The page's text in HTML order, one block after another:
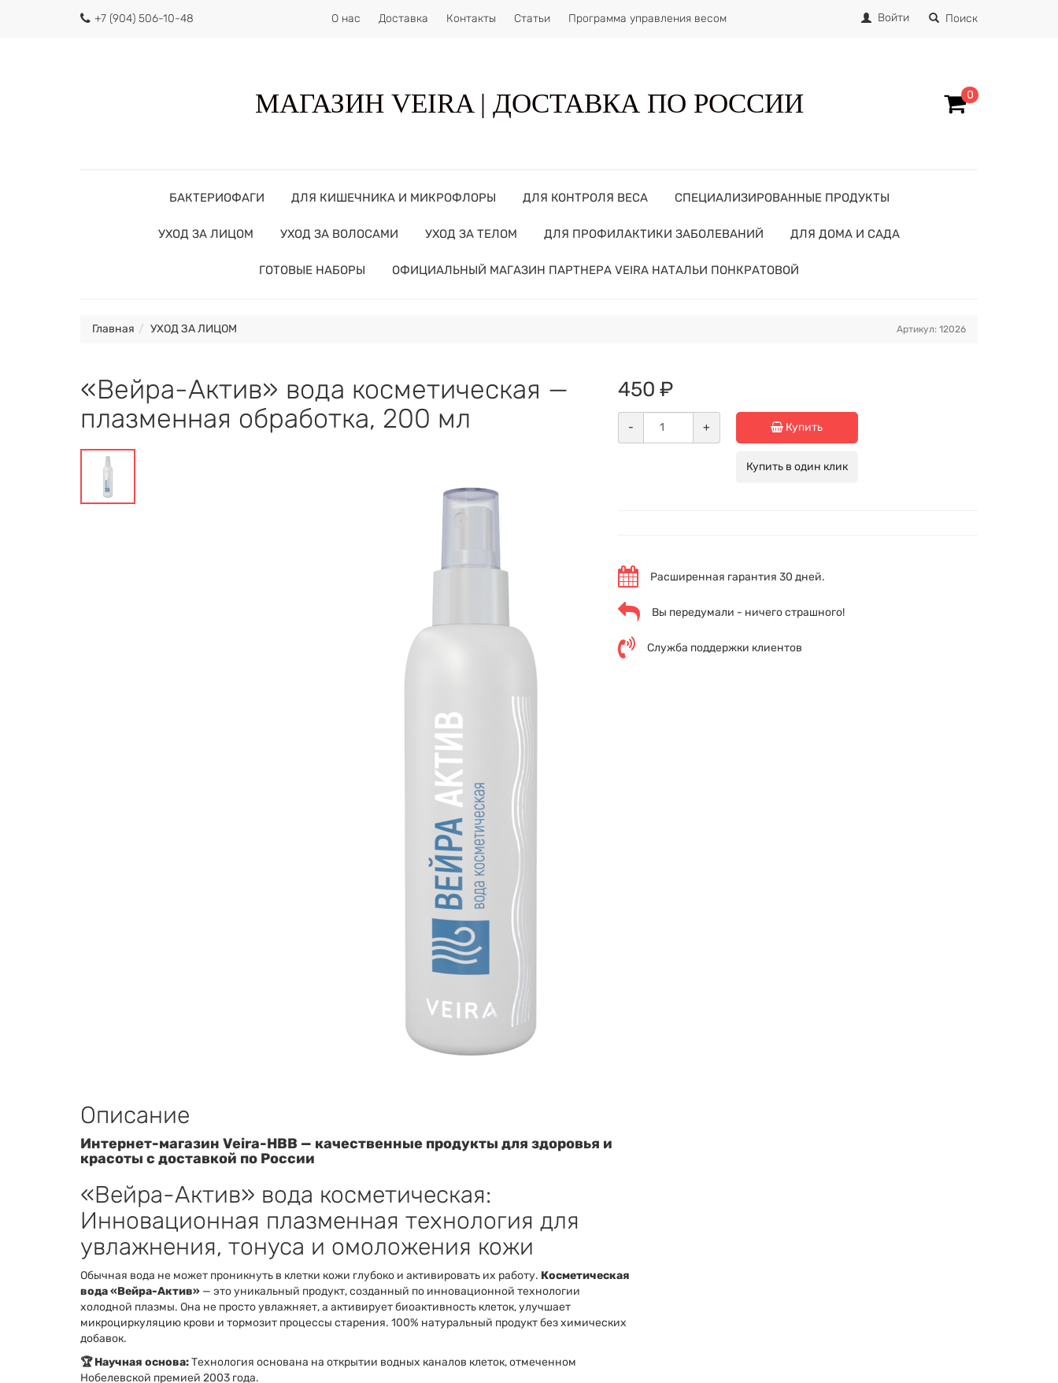
+7 (904) 506-10-48 О нас Доставка Контакты Статьи Программа управления весом Войти Поиск
МАГАЗИН VEIRA | ДОСТАВКА ПО РОССИИ 0
БАКТЕРИОФАГИ ДЛЯ КИШЕЧНИКА И МИКРОФЛОРЫ ДЛЯ КОНТРОЛЯ ВЕСА СПЕЦИАЛИЗИРОВАННЫЕ ПРОДУКТЫ
УХОД ЗА ЛИЦОМ УХОД ЗА ВОЛОСАМИ УХОД ЗА ТЕЛОМ ДЛЯ ПРОФИЛАКТИКИ ЗАБОЛЕВАНИЙ ДЛЯ ДОМА И САДА
ГОТОВЫЕ НАБОРЫ ОФИЦИАЛЬНЫЙ МАГАЗИН ПАРТНЕРА VEIRA НАТАЛЬИ ПОНКРАТОВОЙ
Главная УХОД ЗА ЛИЦОМ Артикул: 12026
«Вейра-Актив» вода косметическая —
плазменная обработка, 200 мл
450 ₽
- + Купить
Купить в один клик
Расширенная гарантия 30 дней.
Вы передумали - ничего страшного!
Служба поддержки клиентов
Описание
Интернет-магазин Veira-HBB — качественные продукты для здоровья и
красоты с доставкой по России
«Вейра-Актив» вода косметическая:
Инновационная плазменная технология для
увлажнения, тонуса и омоложения кожи
Обычная вода не может проникнуть в клетки кожи глубоко и активировать их работу. Косметическая
вода «Вейра-Актив» — это уникальный продукт, созданный по инновационной технологии
холодной плазмы. Она не просто увлажняет, а активирует биоактивность клеток, улучшает
микроциркуляцию крови и тормозит процессы старения. 100% натуральный продукт без химических
добавок.
🏆 Научная основа:Технология основана на открытии водных каналов клеток, отмеченном
Нобелевской премией 2003 года.